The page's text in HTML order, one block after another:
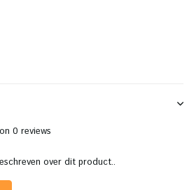
0 reviews
over dit product..